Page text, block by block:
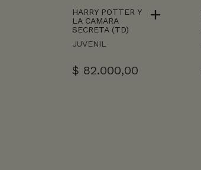
HARRY POTTER Y
LA CAMARA
SECRETA (TD)
JUVENIL
$ 82.000,00